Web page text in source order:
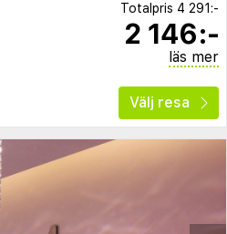
Totalpris 4 291:-
2 146:-
läs mer
Välj resa